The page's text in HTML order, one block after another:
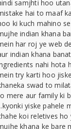
samjhti hoo
hai to maaf
ki kuch mahino
indian khana
har roj ye web
indian khana
nahi hota
try karti hoo
swad to
mere aur family ki
yiske pahele
koi reletives
khana ke bare